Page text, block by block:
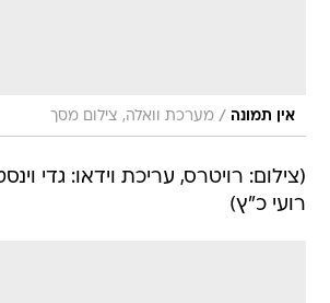
אין תמונה / מערכת וואלה, צילום מסך
(צילום: רויטרס, עריכת וידאו: גדי
רועי כ"ץ)